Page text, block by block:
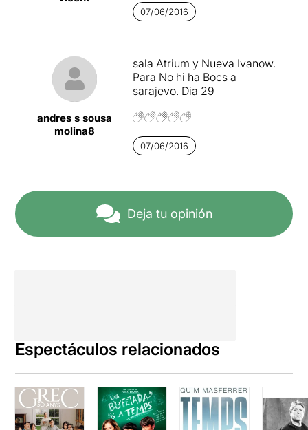
Compañía Paradiso 99. NO
HI HA BOSC A SARAJEVO
Creació DespertaLab2016
promogut per la Sala Atrium
i la Nau Ivanow.
Si voleu llegir la valoració
07/06/2016
andres s sousa
molina8
sala Atrium y Nueva Ivanow.
Para No hi ha Bocs a
sarajevo. Dia 29
07/06/2016
Deja tu opinión
Espectáculos relacionados